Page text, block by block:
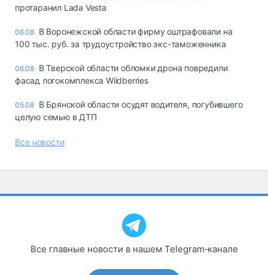
протаранил Lada Vesta
06.08 В Воронежской области фирму оштрафовали на
100 тыс. руб. за трудоустройство экс-таможенника
06.08 В Тверской области обломки дрона повредили
фасад логокомплекса Wildberries
05.08 В Брянской области осудят водителя, погубившего
целую семью в ДТП
Все новости
Все главные новости в нашем Telegram‑канале